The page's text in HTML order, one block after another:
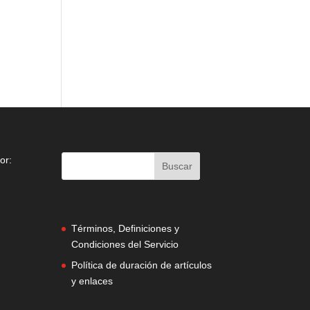
Términos, Definiciones y
Condiciones del Servicio
Política de duración de artículos
y enlaces